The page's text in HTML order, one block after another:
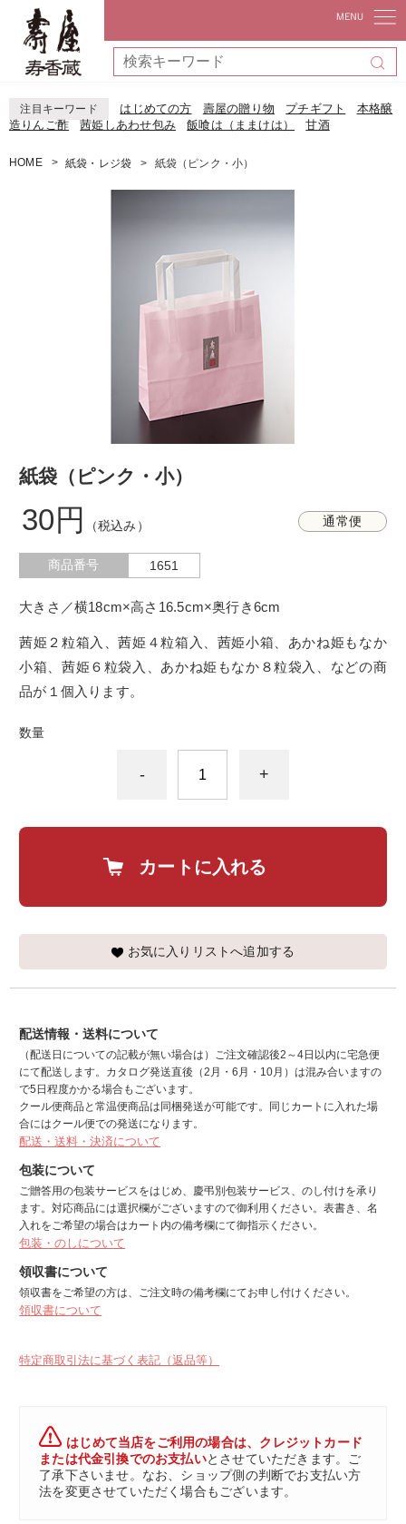
注目キーワード はじめての方 壽屋の贈り物 プチギフト
本格醸
造りんご酢
茜姫しあわせ包み 飯喰は（ままけは） 甘酒
HOME 紙袋・レジ袋 紙袋（ピンク・小）
紙袋（ピンク・小）
通常便
30円 （税込み）
商品番号 1651
大きさ／横18cm×高さ16.5cm×奥行き6cm
茜姫２粒箱入、茜姫４粒箱入、茜姫小箱、あかね姫もなか
小箱、茜姫６粒袋入、あかね姫もなか８粒袋入、などの商
品が１個入ります。
数量
- +
カートに入れる
お気に入りリストへ追加する
配送情報・送料について
（配送日についての記載が無い場合は）ご注文確認後2～4日以内に宅急便
にて配送します。カタログ発送直後（2月・6月・10月）は混み合いますの
で5日程度かかる場合もございます。
クール便商品と常温便商品は同梱発送が可能です。同じカートに入れた場
合にはクール便での発送になります。
配送・送料・決済について
包装について
ご贈答用の包装サービスをはじめ、慶弔別包装サービス、のし付けを承り
ます。対応商品には選択欄がございますので御利用ください。表書き、名
入れをご希望の場合はカート内の備考欄にて御指示ください。
包装・のしについて
領収書について
領収書をご希望の方は、ご注文時の備考欄にてお申し付けください。
領収書について
特定商取引法に基づく表記（返品等）
はじめて当店をご利用の場合は、クレジットカード
または代金引換でのお支払いとさせていただきます。ご
了承下さいませ。なお、ショップ側の判断でお支払い方
法を変更させていただく場合もございます。